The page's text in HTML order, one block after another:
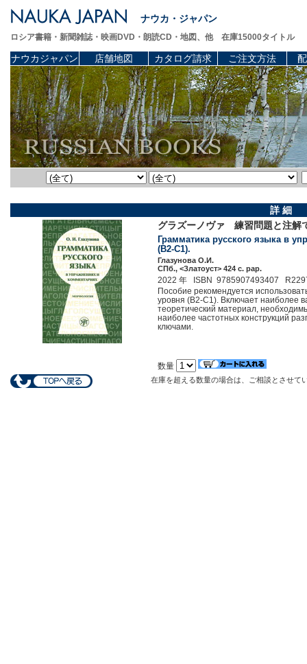
ナウカ・ジャパン
ロシア書籍・新聞雑誌・映画DVD・朗読CD・地図、他 在庫15000タイトル
ナウカジャパン 店舗地図 カタログ請求 ご注文方法
詳 細
グラズーノヴァ 練習問題と注
Грамматика русского языка в
(B2-C1).
Глазунова О.И.
СПб., <Златоуст> 424 c. pap.
2022 年 ISBN 9785907493407
Пособие рекомендуется
уровня (B2-C1). Включает наиболее
теоретический материал,
наиболее частотных конструкций
ключами.
数量
在庫を超える数量の場合は、ご相談とさせて